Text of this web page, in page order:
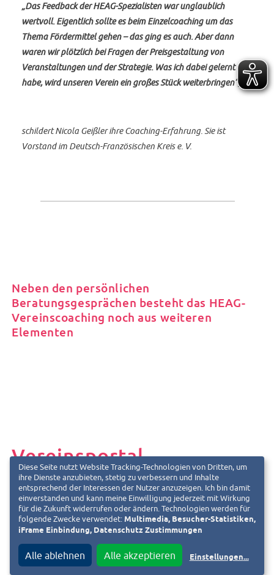
„Das Feedback der HEAG-Spezialisten war unglaublich
wertvoll. Eigentlich sollte es beim Einzelcoaching um das
Thema Fördermittel gehen – das ging es auch. Aber dann
waren wir plötzlich bei Fragen der Preisgestaltung von
Veranstaltungen und der Strategie. Was ich dabei gelernt
habe, wird unseren Verein ein großes Stück weiterbringen“,
schildert Nicola Geißler ihre Coaching-Erfahrung. Sie ist
Vorstand im Deutsch-Französischen Kreis e. V.
Neben den persönlichen
Beratungsgesprächen besteht das HEAG-
Vereinscoaching noch aus weiteren
Elementen
Vereinsportal
Das Vereinsportal war die erste Komponente, die zur
Vereinsförderung auf dem Stadtwirtschaftsportal
www.darmstadtimherzen.de von der HEAG umgesetzt
wurde. Mit dem Vereinsportal, das auch über die für den
Diese Seite nutzt Website Tracking-Technologien von Dritten, um
ihre Dienste anzubieten, stetig zu verbessern und Inhalte
entsprechend der Interessen der Nutzer anzuzeigen. Ich bin damit
einverstanden und kann meine Einwilligung jederzeit mit Wirkung
für die Zukunft widerrufen oder ändern. Technologien werden für
folgende Zwecke verwendet: Multimedia, Besucher-Statistiken,
iFrame Einbindung, Datenschutz Zustimmungen
Alle ablehnen Alle akzeptieren Einstellungen...